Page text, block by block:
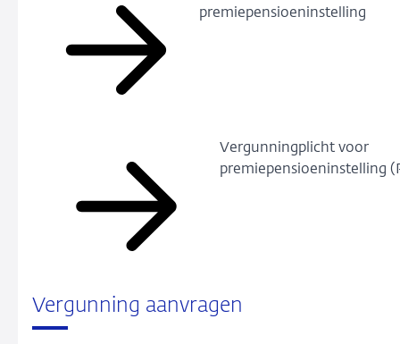
premiepensioeninstelling
Vergunningplicht voor
premiepensioeninstelling
Vergunning aanvragen